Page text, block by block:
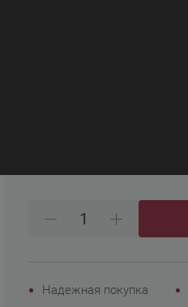
Надежная покупка